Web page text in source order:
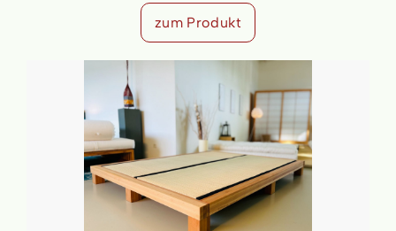
zum Produkt